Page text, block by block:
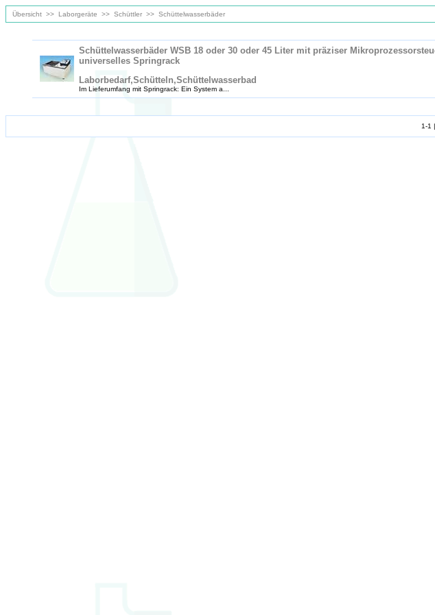
Übersicht >> Laborgeräte >> Schüttler >> Schüttelwasserbäder
Schüttelwasserbäder WSB 18 oder 30 oder 45 Liter mit präziser
universelles Springrack
Laborbedarf,Schütteln,Schüttelwasserbad
Im Lieferumfang mit Springrack: Ein System a...
1-1